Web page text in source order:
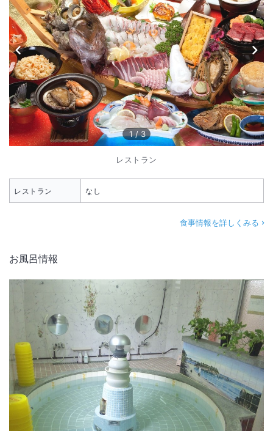
1 /3
レストラン
レストラン なし
食事情報を詳しくみる
お風呂情報